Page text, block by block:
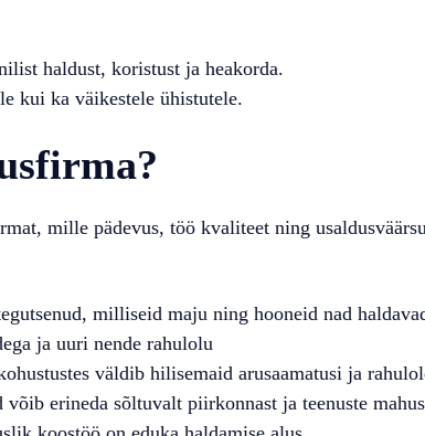
haldust, koristust ja heakorda.
kui ka väikestele ühistutele.
mille pädevus, töö kvaliteet ning
milliseid maju ning hooneid nad
ja uuri nende rahulolu
väldib hilisemaid arusaamatusi ja
erineda sõltuvalt piirkonnast ja teenuste